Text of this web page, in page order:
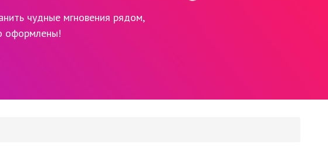
чудные мгновения рядом,
оформлены!